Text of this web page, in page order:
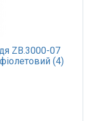
ZB.3000-07
(4)